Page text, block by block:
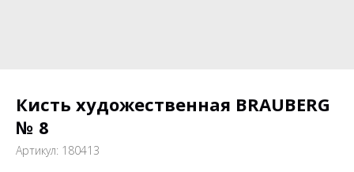
Кисть художественная BRAUBERG
№ 8
Артикул: 180413